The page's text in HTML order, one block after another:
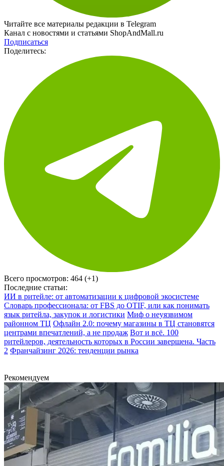
Читайте все материалы редакции в Telegram
Канал с новостями и статьями ShopAndMall.ru
Подписаться
Поделитесь:
Всего просмотров: 464 (+1)
Последние статьи:
ИИ в ритейле: от автоматизации к цифровой экосистеме
Словарь профессионала: от FBS до OTIF, или как понимать
язык ритейла, закупок и логистики Миф о неуязвимом
районном ТЦ Офлайн 2.0: почему магазины в ТЦ становятся
центрами впечатлений, а не продаж Вот и всё. 100
ритейлеров, деятельность которых в России завершена. Часть
2 Франчайзинг 2026: тенденции рынка
Рекомендуем